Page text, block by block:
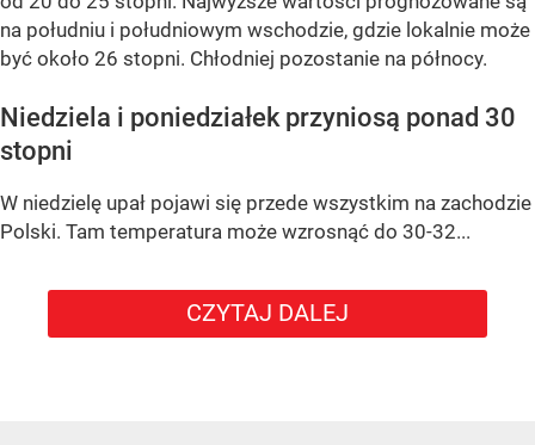
na południu i południowym wschodzie, gdzie lokalnie może
być około 26 stopni. Chłodniej pozostanie na północy.
Niedziela i poniedziałek przyniosą ponad 30
stopni
W niedzielę upał pojawi się przede wszystkim na zachodzie
Polski. Tam temperatura może wzrosnąć do 30-32...
CZYTAJ DALEJ